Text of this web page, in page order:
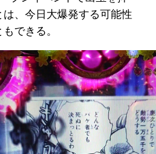
は、今日大爆発する可能性
できる。